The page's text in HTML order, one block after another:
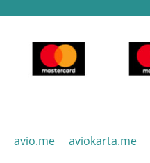
avio.me aviokarta.me